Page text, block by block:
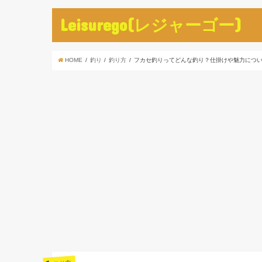
Leisurego(レジャーゴー)
HOME 釣り 釣り方 フカセ釣りってどんな釣り？仕掛けや魅力につい